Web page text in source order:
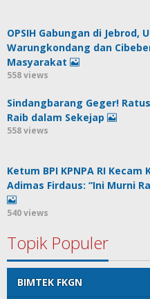
OPSIH Gabungan di Jebrod,
Warungkondang dan
Masyarakat
558 views
Sindangbarang Geger!
Raib dalam Sekejap
558 views
Ketum BPI KPNPA RI Kecam
Adimas Firdaus: “Ini Murni
540 views
Topik Populer
BIMTEK FKGN